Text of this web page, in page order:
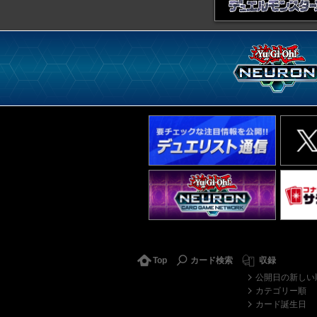
Top カード検索
収録
公開日の新しい
カテゴリー順
カード誕生日